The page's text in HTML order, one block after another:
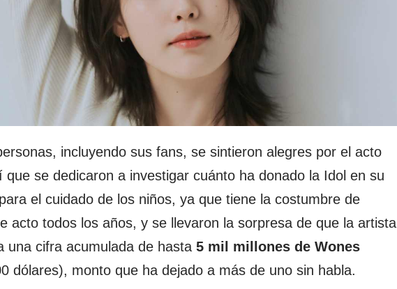
incluyendo sus fans, se sintieron alegres por el acto
que se dedicaron a investigar cuánto ha donado la Idol en su
el cuidado de los niños, ya que tiene la costumbre de
acto todos los años, y se llevaron la sorpresa de que la artista
una cifra acumulada de hasta 5 mil millones de Wones
dólares), monto que ha dejado a más de uno sin habla.